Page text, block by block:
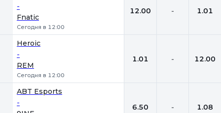
-
Fnatic
Сегодня в 12:00
12.00 - 1.01
Heroic
-
REM
Сегодня в 12:00
1.01 - 12.00
ABT Esports
- 6.50 - 1.08